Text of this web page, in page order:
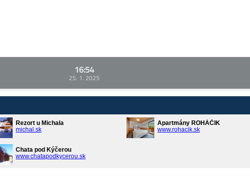
16:54
25. 1. 2025
Rezort u Michala
michal.sk
Apartmány ROHÁČIK
www.rohacik.sk
Chata pod Kýčerou
www.chatapodkycerou.sk